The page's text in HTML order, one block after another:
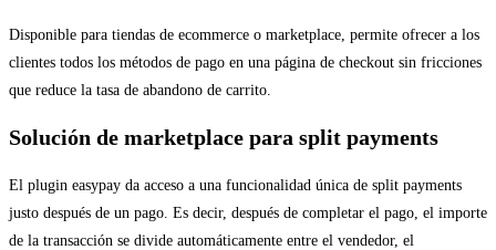
Disponible para tiendas de ecommerce o marketplace, permite ofrecer a los
clientes todos los métodos de pago en una página de checkout sin fricciones
que reduce la tasa de abandono de carrito.
Solución de marketplace para split payments
El plugin easypay da acceso a una funcionalidad única de split payments
justo después de un pago. Es decir, después de completar el pago, el importe
de la transacción se divide automáticamente entre el vendedor, el